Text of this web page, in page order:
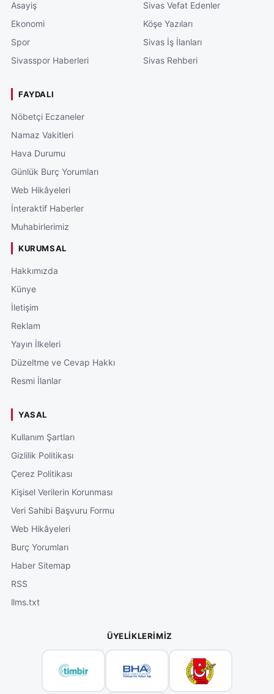
Asayiş
Ekonomi
Spor
Sivasspor Haberleri
Sivas Vefat Edenler
Köşe Yazıları
Sivas İş İlanları
Sivas Rehberi
FAYDALI
Nöbetçi Eczaneler
Namaz Vakitleri
Hava Durumu
Günlük Burç Yorumları
Web Hikâyeleri
İnteraktif Haberler
Muhabirlerimiz
KURUMSAL
Hakkımızda
Künye
İletişim
Reklam
Yayın İlkeleri
Düzeltme ve Cevap Hakkı
Resmi İlanlar
YASAL
Kullanım Şartları
Gizlilik Politikası
Çerez Politikası
Kişisel Verilerin Korunması
Veri Sahibi Başvuru Formu
Web Hikâyeleri
Burç Yorumları
Haber Sitemap
RSS
llms.txt
ÜYELIKLERIMIZ